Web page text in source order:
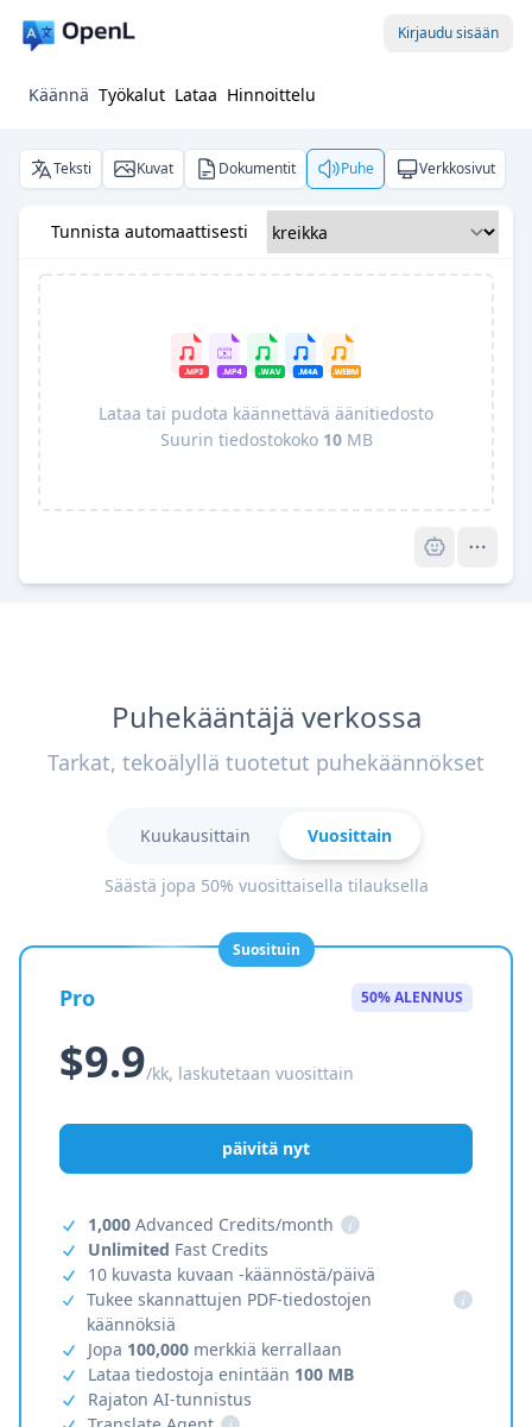
Kirjaudu sisään
Käännä Työkalut Lataa Hinnoittelu
Teksti Kuvat Dokumentit Puhe Verkkosivut
Tunnista automaattisesti
Lataa tai pudota käännettävä äänitiedosto
Suurin tiedostokoko 10MB
Puhekääntäjä verkossa
Tarkat, tekoälyllä tuotetut puhekäännökset
Kuukausittain Vuosittain
Säästä jopa 50% vuosittaisella tilauksella
Suosituin
Pro 50% ALENNUS
$9.9/kk, laskutetaan vuosittain
päivitä nyt
1,000 Advanced Credits/month
i
Unlimited Fast Credits
10 kuvasta kuvaan -käännöstä/päivä
Tukee skannattujen PDF-tiedostojen
käännöksiä
i
Jopa 100,000 merkkiä kerrallaan
Lataa tiedostoja enintään 100 MB
Rajaton AI-tunnistus